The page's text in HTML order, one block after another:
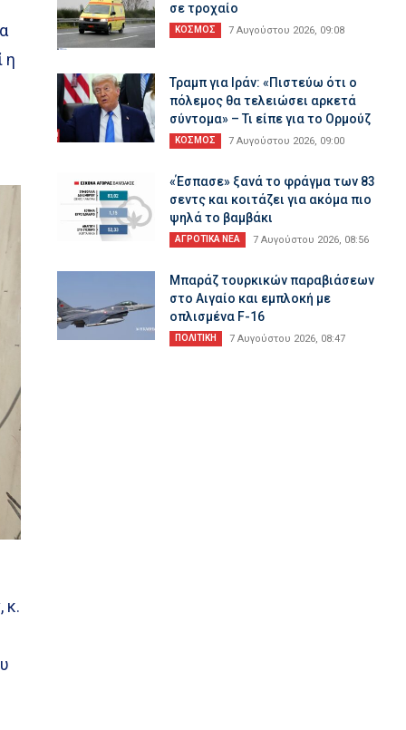
η
κ.
σε τροχαίο
ΚΟΣΜΟΣ 7 Αυγούστου 2026, 09:08
Τραμπ για Ιράν: «Πιστεύω ότι ο
πόλεμος θα τελειώσει αρκετά
σύντομα» – Τι είπε για το Ορμούζ
ΚΟΣΜΟΣ 7 Αυγούστου 2026, 09:00
«Έσπασε» ξανά το φράγμα των 83
σεντς και κοιτάζει για ακόμα πιο
ψηλά το βαμβάκι
ΑΓΡΟΤΙΚΑ ΝΕΑ 7 Αυγούστου 2026, 08:56
Μπαράζ τουρκικών παραβιάσεων
στο Αιγαίο και εμπλοκή με
οπλισμένα F-16
ΠΟΛΙΤΙΚΗ 7 Αυγούστου 2026, 08:47